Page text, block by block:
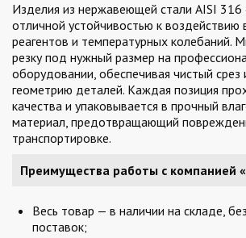
Изделия из нержавеющей стали AISI 316
отличной устойчивостью к воздействию
реагентов и температурных колебаний.
резку под нужный размер на
оборудовании, обеспечивая чистый срез
геометрию деталей. Каждая позиция
качества и упаковывается в прочный
материал, предотвращающий
транспортировке.
Преимущества работы с компанией
Весь товар — в наличии на складе,
поставок;